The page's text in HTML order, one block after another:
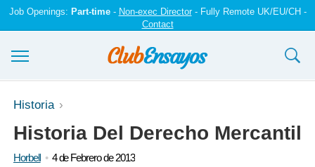
Job Openings: Part-time- Non-exec Director- Fully Remote UK/EU/CH -
Contact
Ensayos y trabajos
Registrarse
Iniciar sesión
Historia
Historia Del Derecho Mercantil
Horbell
4 de Febrero de 2013